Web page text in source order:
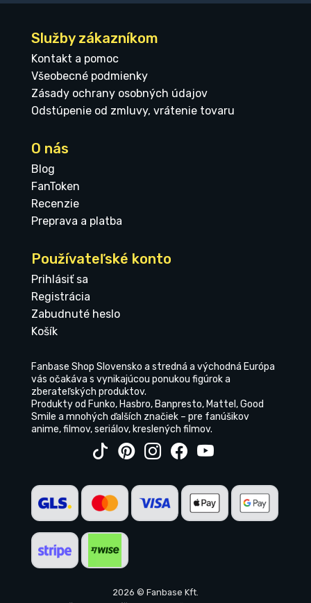
Služby zákazníkom
Kontakt a pomoc
Všeobecné podmienky
Zásady ochrany osobných údajov
Odstúpenie od zmluvy, vrátenie tovaru
O nás
Blog
FanToken
Recenzie
Preprava a platba
Používateľské konto
Prihlásiť sa
Registrácia
Zabudnuté heslo
Košík
Fanbase Shop Slovensko a stredná a východná Európa
vás očakáva s vynikajúcou ponukou figúrok a
zberateľských produktov.
Produkty od Funko, Hasbro, Banpresto, Mattel, Good
Smile a mnohých ďalších značiek – pre fanúšikov
anime, filmov, seriálov, kreslených filmov.
2026 © Fanbase Kft.